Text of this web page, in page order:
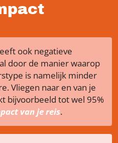
ook negatieve
door de manier waarop
is namelijk minder
Vliegen naar en van je
bijvoorbeeld tot wel 95%
van je reis.